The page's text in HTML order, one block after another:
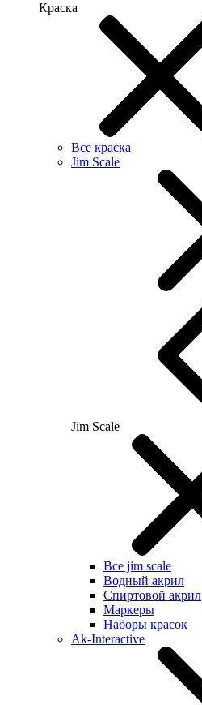
Краска
Все краска
Jim Scale
Jim Scale
Все jim scale
Водный акрил
Спиртовой акрил
Маркеры
Наборы красок
Ak-Interactive